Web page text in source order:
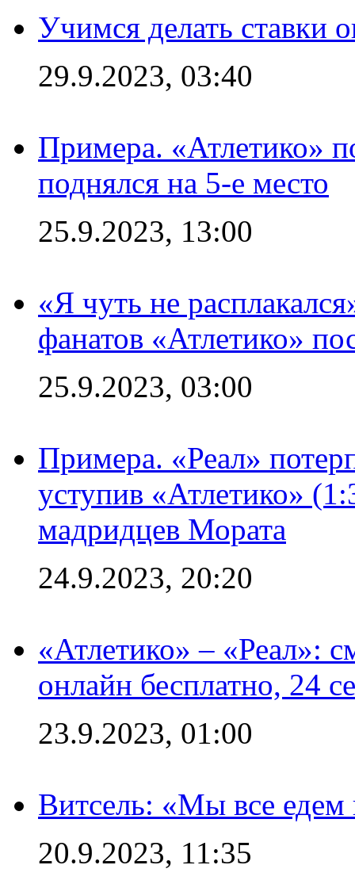
Учимся делать ставки
29.9.2023, 03:40
Примера. «Атлетико»
поднялся на 5-е место
25.9.2023, 13:00
«Я чуть не
фанатов «Атлетико»
25.9.2023, 03:00
Примера. «Реал»
уступив «Атлетико»
мадридцев Мората
24.9.2023, 20:20
«Атлетико» – «Реал»:
онлайн бесплатно, 24
23.9.2023, 01:00
Витсель: «Мы все едем
20.9.2023, 11:35